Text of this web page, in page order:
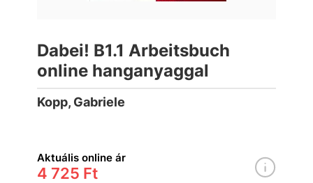
Dabei! B1.1 Arbeitsbuch
online hanganyaggal
Kopp, Gabriele
Aktuális online ár
4 725 Ft